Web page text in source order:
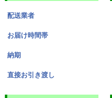
配送業者
お届け時間帯
納期
直接お引き渡し